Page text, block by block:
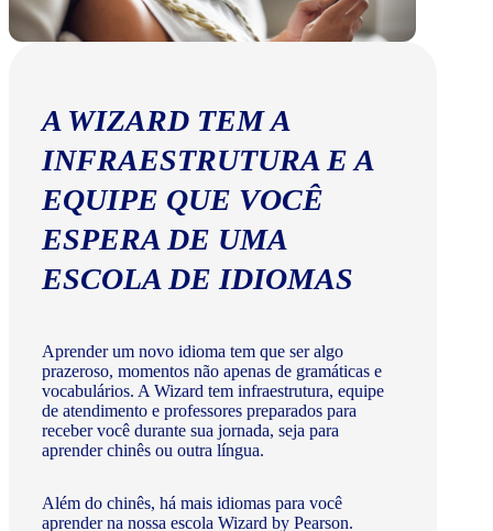
A WIZARD TEM A
INFRAESTRUTURA E A
EQUIPE QUE VOCÊ
ESPERA DE UMA
ESCOLA DE IDIOMAS
Aprender um novo idioma tem que ser algo
prazeroso, momentos não apenas de gramáticas e
vocabulários. A Wizard tem infraestrutura, equipe
de atendimento e professores preparados para
receber você durante sua jornada, seja para
aprender chinês ou outra língua.
Além do chinês, há mais idiomas para você
aprender na nossa escola Wizard by Pearson.